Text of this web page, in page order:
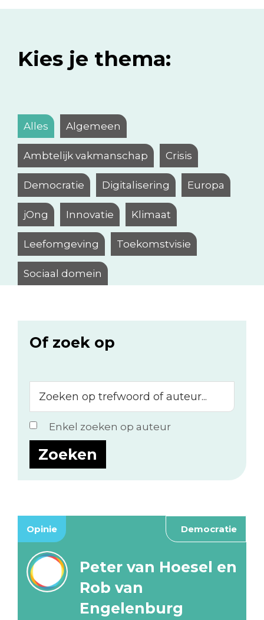
Kies je thema:
Alles Algemeen
Ambtelijk vakmanschap Crisis
Democratie Digitalisering Europa
jOng Innovatie Klimaat
Leefomgeving Toekomstvisie
Sociaal domein
Of zoek op
op
trefwoord
of
auteur...
Enkel zoeken op auteur
Opinie Democratie
Peter van Hoesel en
Rob van
Engelenburg